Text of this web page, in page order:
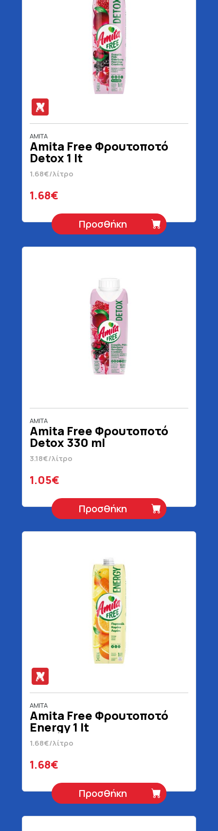
AMITA
Amita Free Φρουτοποτό
Detox 1 lt
1.68€/λίτρο
1.68€
Προσθήκη
AMITA
Amita Free Φρουτοποτό
Detox 330 ml
3.18€/λίτρο
1.05€
Προσθήκη
AMITA
Amita Free Φρουτοποτό
Energy 1 lt
1.68€/λίτρο
1.68€
Προσθήκη